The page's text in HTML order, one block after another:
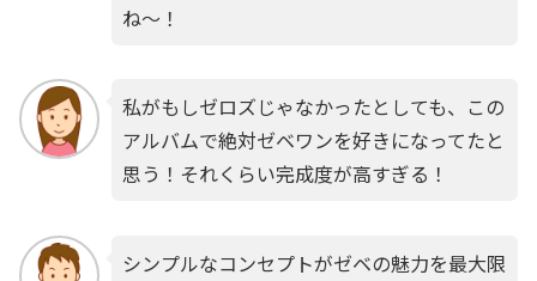
ね〜！
私がもしゼロズじゃなかったとしても、この
アルバムで絶対ゼベワンを好きになってたと
思う！それくらい完成度が高すぎる！
シンプルなコンセプトがゼベの魅力を最大限